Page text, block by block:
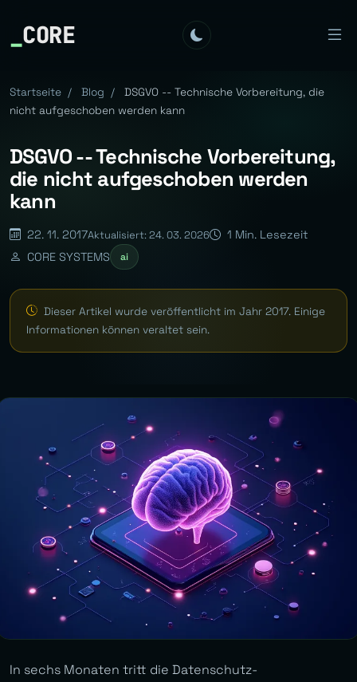
_CORE
Startseite / Blog /
DSGVO -- Technische Vorbereitung, die
nicht aufgeschoben werden kann
DSGVO -- Technische Vorbereitung,
die nicht aufgeschoben werden
kann
22. 11. 2017Aktualisiert: 24. 03. 2026
1 Min. Lesezeit
CORE SYSTEMS
ai
Dieser Artikel wurde veröffentlicht im Jahr 2017. Einige
Informationen können veraltet sein.
In sechs Monaten tritt die Datenschutz-